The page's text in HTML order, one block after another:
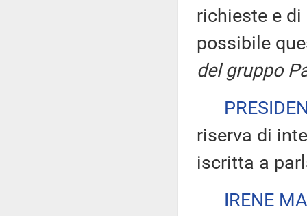
richieste e
possibile
del gruppo
riserva di
iscritta a
IRENE